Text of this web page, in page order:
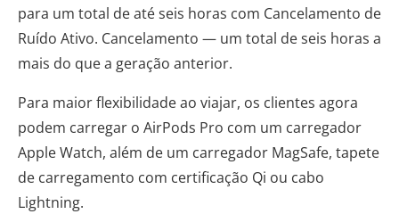
para um total de até seis horas com Cancelamento de
Ruído Ativo. Cancelamento — um total de seis horas a
mais do que a geração anterior.
Para maior flexibilidade ao viajar, os clientes agora
podem carregar o AirPods Pro com um carregador
Apple Watch, além de um carregador MagSafe, tapete
de carregamento com certificação Qi ou cabo
Lightning.